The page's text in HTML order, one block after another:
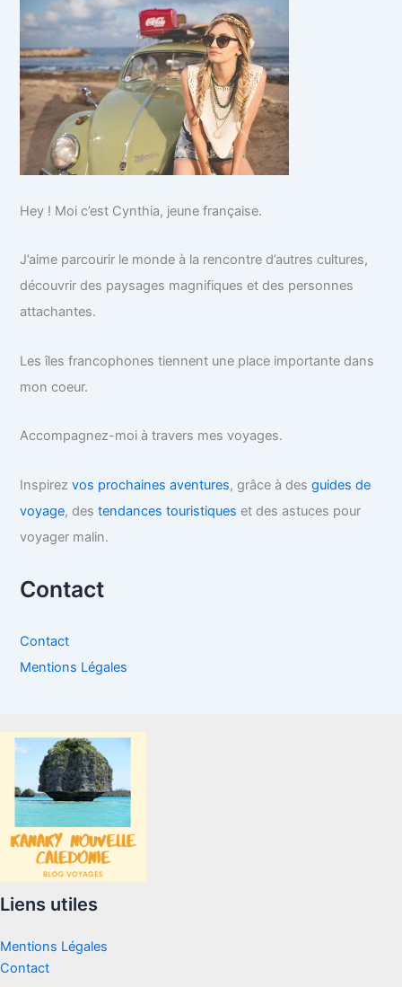
Hey ! Moi c’est Cynthia, jeune française.
J’aime parcourir le monde à la rencontre d’autres cultures,
découvrir des paysages magnifiques et des personnes
attachantes.
Les îles francophones tiennent une place importante dans
mon coeur.
Accompagnez-moi à travers mes voyages.
Inspirezvos prochaines aventures, grâce à desguides de
voyage, destendances touristiques et des astuces pour
voyager malin.
Contact
Contact
Mentions Légales
Liens utiles
Mentions Légales
Contact